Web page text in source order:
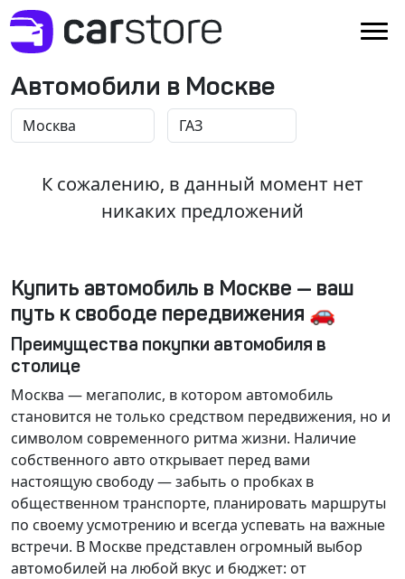
Автомобили в Москве
К сожалению, в данный момент нет
никаких предложений
Купить автомобиль в Москве — ваш
путь к свободе передвижения 🚗
Преимущества покупки автомобиля в
столице
Москва — мегаполис, в котором автомобиль
становится не только средством передвижения, но и
символом современного ритма жизни. Наличие
собственного авто открывает перед вами
настоящую свободу — забыть о пробках в
общественном транспорте, планировать маршруты
по своему усмотрению и всегда успевать на важные
встречи. В Москве представлен огромный выбор
автомобилей на любой вкус и бюджет: от